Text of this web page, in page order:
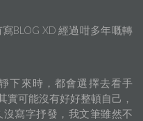
BLOG XD 經過咁多年嘅轉
下來時，都會選擇去看手
實可能沒有好好整頓自己，
寫字抒發，我文筆雖然不